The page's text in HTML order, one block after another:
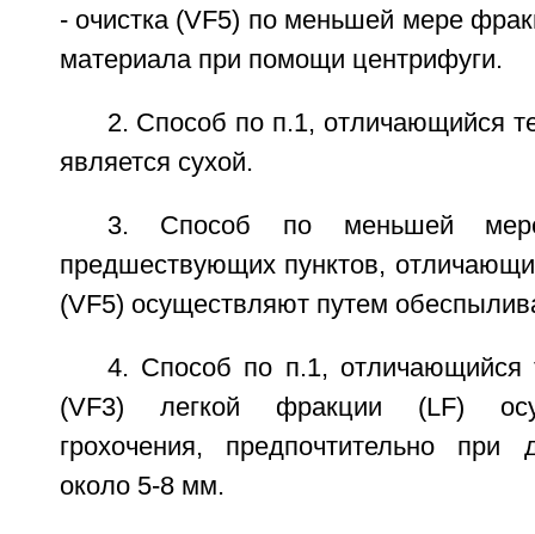
- очистка (VF5) по меньшей мере
материала при помощи центрифуги.
2. Способ по п.1, отличающийся
является сухой.
3. Способ по меньшей
предшествующих пунктов,
(VF5) осуществляют путем
4. Способ по п.1, отличающийся
(VF3) легкой фракции (LF)
грохочения, предпочтительно при
около 5-8 мм.